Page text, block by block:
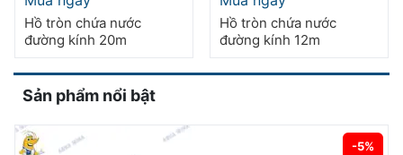
Hồ tròn chứa nước
đường kính 20m
này
có
Hồ tròn chứa nước
đường kính 12m
Sản phẩm nổi bật
-5%